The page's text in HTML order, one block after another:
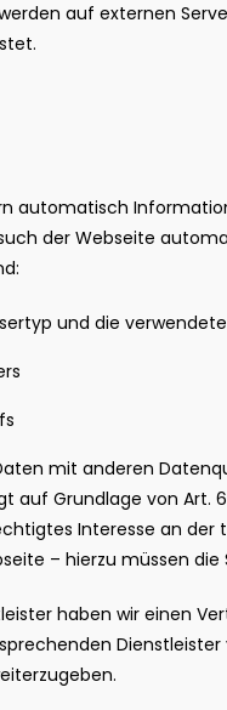
auf externen
automatisch
der Webseite
und die
mit anderen
auf Grundlage von Art. 6
Interesse an der
– hierzu müssen
haben wir einen